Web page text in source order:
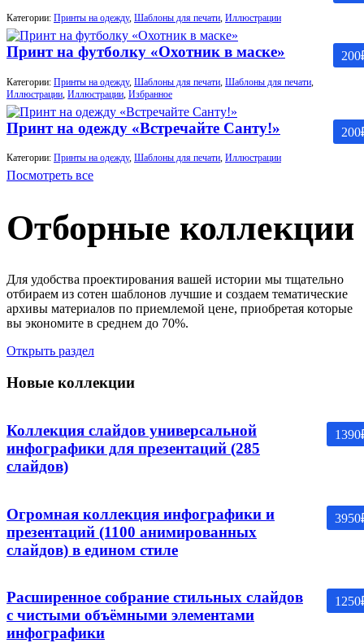
Категории: Принты на одежду, Шаблоны для печати, Иллюстрации
200
Принт на футболку «Охотник в маске»
Категории: Принты на одежду, Шаблоны для печати Шаблоны для печати
Иллюстрации Иллюстрации Избранное
200
Принт на одежду «Встречайте Санту!»
Категории: Принты на одежду, Шаблоны для печати, Иллюстрации
Посмотреть все
Отборные коллекции
Для удобства проектирования вашей истории мы тщательно
отбираем из сотен шаблонов лучшие и создаем тематические
архивы материалов по приемлемой цене, приобретая которые
вы экономите в среднем до 70%.
Открыть раздел
Новые коллекции
1390
Коллекция слайдов универсальной
инфографики для презентаций (285
слайдов)
3950
Огромная коллекция инфографики и
презентаций (1100 анимированных
слайдов) в едином стиле
1250
Расширенное собрание стильных слайдов
с чистыми объёмными элементами
инфографики